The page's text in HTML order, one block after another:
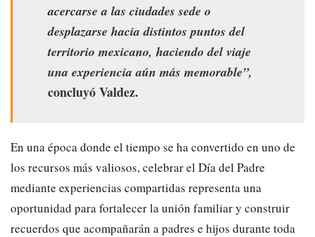
acercarse a las ciudades sede o
desplazarse hacia distintos puntos del
territorio mexicano, haciendo del viaje
una experiencia aún más memorable”,
concluyó Valdez.
En una época donde el tiempo se ha convertido en uno de
los recursos más valiosos, celebrar el Día del Padre
mediante experiencias compartidas representa una
oportunidad para fortalecer la unión familiar y construir
recuerdos que acompañarán a padres e hijos durante toda